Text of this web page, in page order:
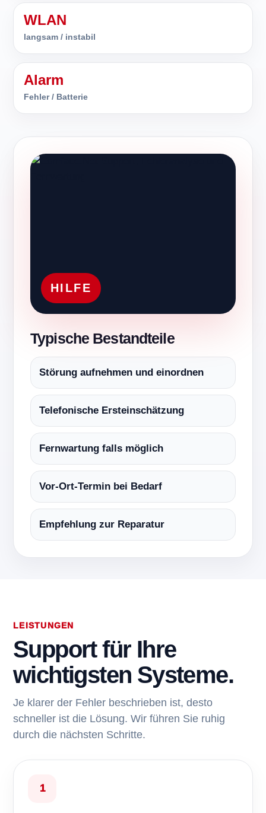
WLAN
langsam / instabil
Alarm
Fehler / Batterie
HILFE
Typische Bestandteile
Störung aufnehmen und einordnen
Telefonische Ersteinschätzung
Fernwartung falls möglich
Vor-Ort-Termin bei Bedarf
Empfehlung zur Reparatur
LEISTUNGEN
Support für Ihre
wichtigsten Systeme.
Je klarer der Fehler beschrieben ist, desto
schneller ist die Lösung. Wir führen Sie ruhig
durch die nächsten Schritte.
1